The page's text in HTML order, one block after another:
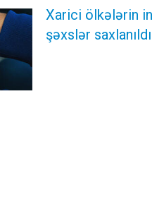
Xarici ölkələrin
şəxslər saxlanıldı